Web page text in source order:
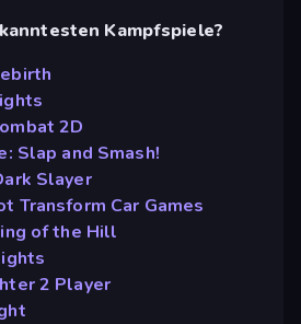
Kampfspiele?
2D
Slap and Smash!
Slayer
Transform Car Games
of the Hill
2 Player